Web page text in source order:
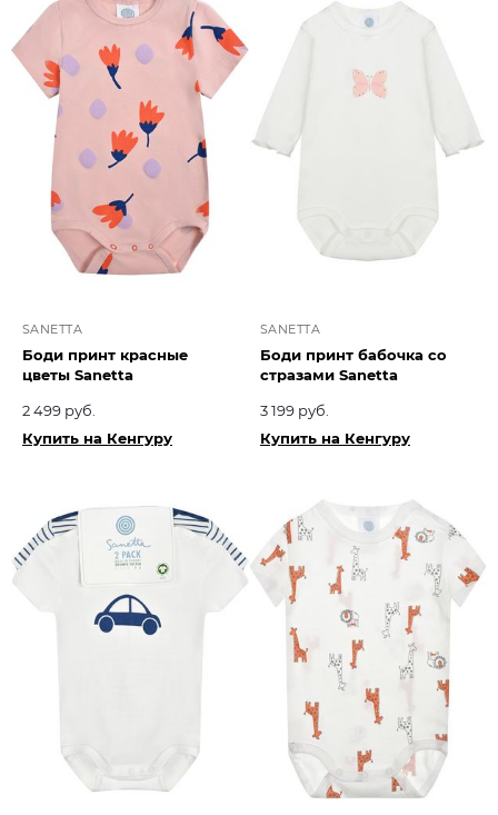
SANETTA
Боди принт красные
цветы Sanetta
2 499 руб.
Купить на Кенгуру
SANETTA
Боди принт бабочка со
стразами Sanetta
3 199 руб.
Купить на Кенгуру